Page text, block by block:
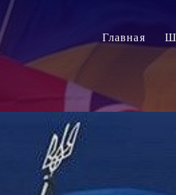
Главная